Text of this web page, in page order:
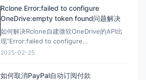
先注册一个星辰账号 这里的地址可以
Rclone Error:failed to configure
OneDrive:empty token found问题解决
如何解决Rclone自建微软OneDrive的API出
现“Error:failed to configure
OneDrive:empty token found”错误？ 在
2025-02-25
如何取消PayPal自动订阅付款